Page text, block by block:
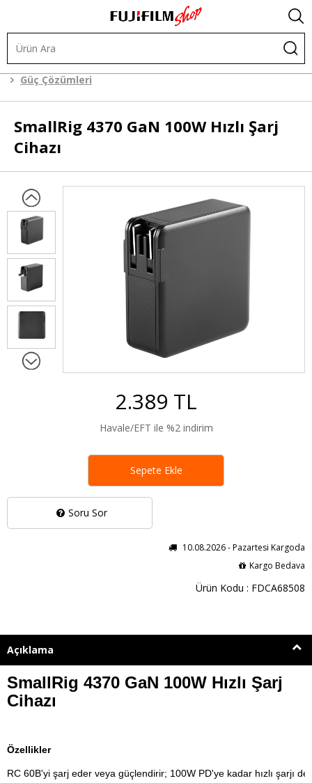
Güç Çözümleri
SmallRig 4370 GaN 100W Hızlı Şarj
Cihazı
Soru Sor
2.389 TL
Havale/EFT ile %2 indirim
10.08.2026 - Pazartesi Kargoda
Kargo Bedava
Ürün Kodu : FDCA68508
Sepete Ekle
Açıklama
SmallRig 4370 GaN 100W Hızlı Şarj
Cihazı
Özellikler
RC 60B'yi şarj eder veya güçlendirir; 100W PD'ye kadar hızlı şarjı